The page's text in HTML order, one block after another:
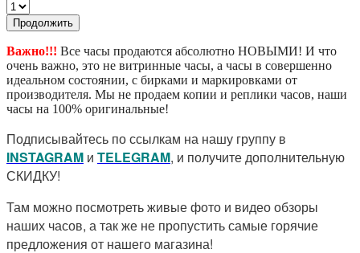
Продолжить
Важно!!! Все часы продаются абсолютно НОВЫМИ! И что
очень важно, это не витринные часы, а часы в совершенно
идеальном состоянии, с бирками и маркировками от
производителя. Мы не продаем копии и реплики часов, наши
часы на 100% оригинальные!
Подписывайтесь по ссылкам на нашу группу в
INSTAGRAM и TELEGRAM, и получите дополнительную
СКИДКУ!
Там можно посмотреть живые фото и видео обзоры
наших часов, а так же не пропустить самые горячие
предложения от нашего магазина!